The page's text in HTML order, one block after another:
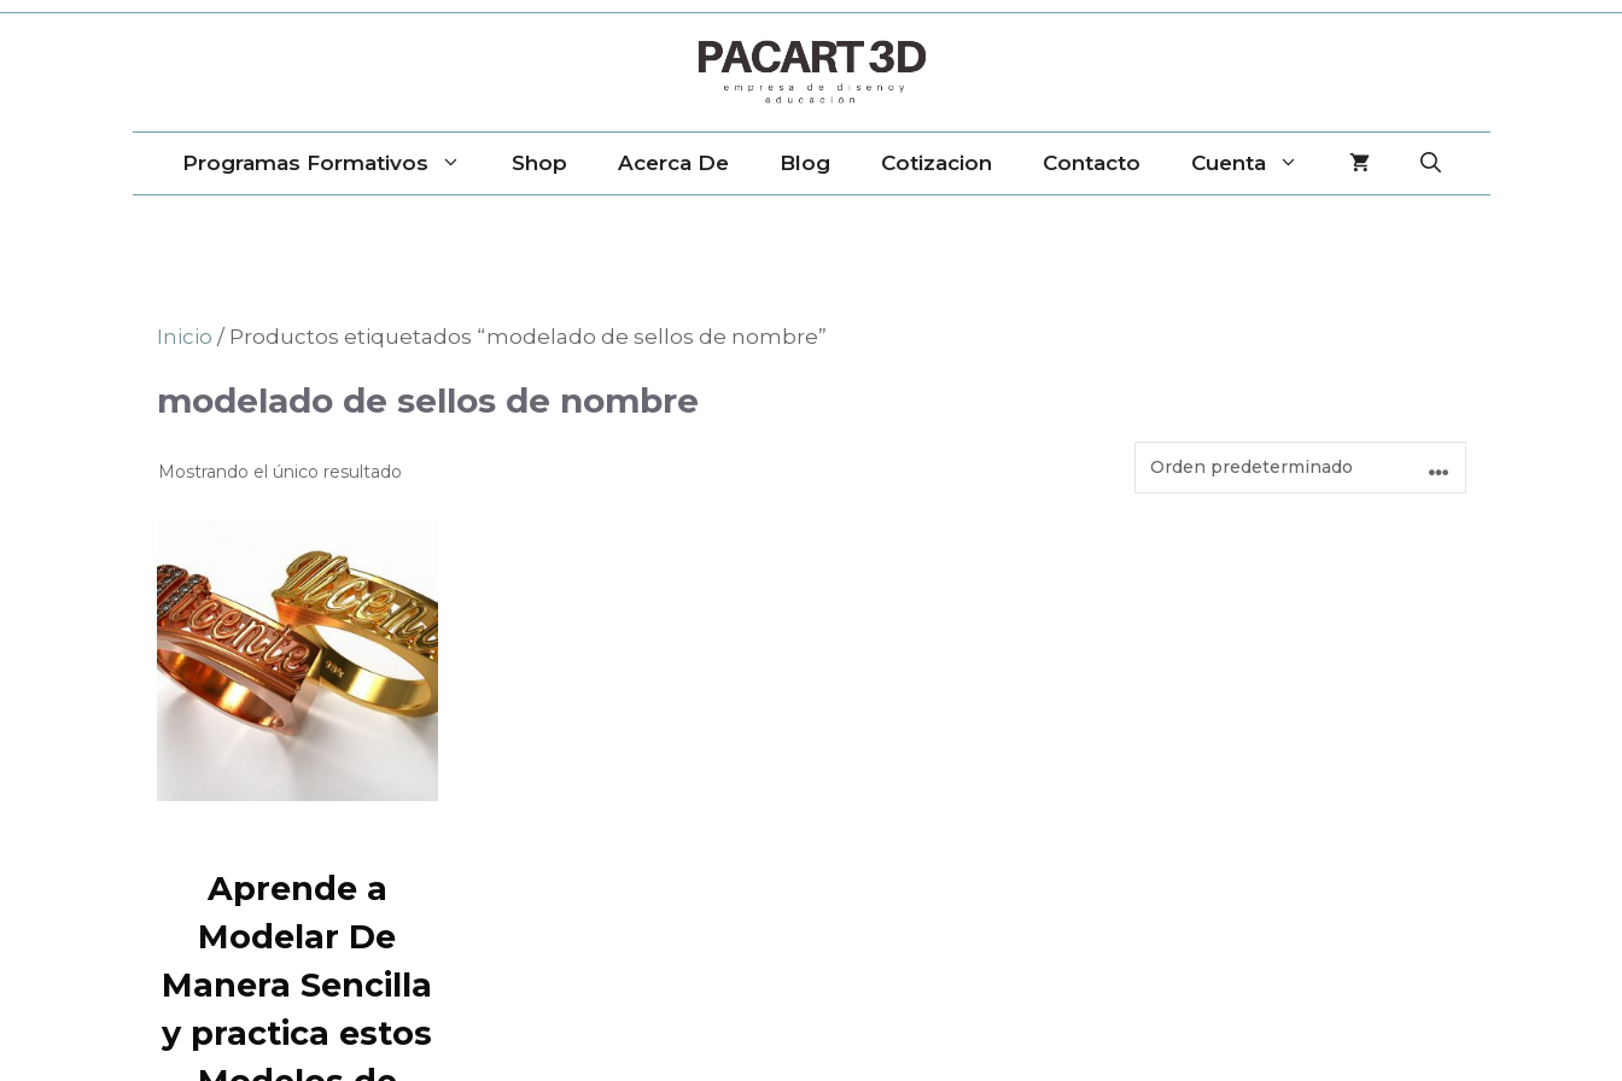
Saltar
Programas Formativos Shop Acerca De Blog Cotizacion Contacto Cuenta
Inicio / Productos etiquetados “modelado de sellos de nombre”
modelado de sellos de nombre
Mostrando el único resultado
Aprende a
Modelar De
Manera Sencilla
y practica estos